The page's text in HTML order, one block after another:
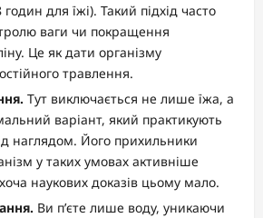
для їжі). Такий підхід часто
ваги чи покращення
Це як дати організму
травлення.
Тут виключається не лише їжа, а
варіант, який практикують
наглядом. Його прихильники
у таких умовах активніше
наукових доказів цьому мало.
Ви п’єте лише воду, уникаючи